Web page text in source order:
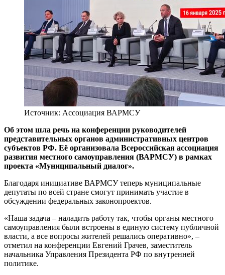
Источник: Ассоциация ВАРМСУ
Об этом шла речь на конференции руководителей
представительных органов административных центров
субъектов РФ. Её организовала Всероссийская ассоциация
развития местного самоуправления (ВАРМСУ) в рамках
проекта «Муниципальный диалог».
Благодаря инициативе ВАРМСУ теперь муниципальные
депутаты по всей стране смогут принимать участие в
обсуждении федеральных законопроектов.
«Наша задача – наладить работу так, чтобы органы местного
самоуправления были встроены в единую систему публичной
власти, а все вопросы жителей решались оперативно», –
отметил на конференции Евгений Грачев, заместитель
начальника Управления Президента РФ по внутренней
политике.